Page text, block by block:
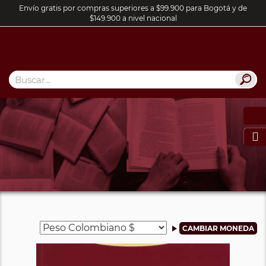
Envío gratis por compras superiores a $99.900 para Bogotá y de
$149.900 a nivel nacional
